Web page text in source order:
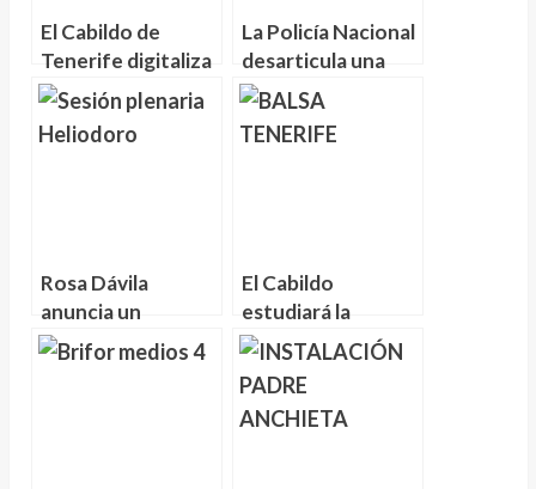
El Cabildo de
Tenerife digitaliza
las
infraestructuras
hidráulicas
La Policía Nacional
desarticula una
organización
cometer estafas a
Rosa Dávila
anuncia un
“Heliodoro
El Cabildo
estudiará la
próxima semana la
declaración de
emergencia hídrica